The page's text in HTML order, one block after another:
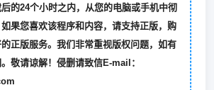
的24个小时之内，从您的电脑或手机中彻
果您喜欢该程序和内容，请支持正版，购
正版服务。我们非常重视版权问题，如有
敬请谅解！侵删请致信E-mail：